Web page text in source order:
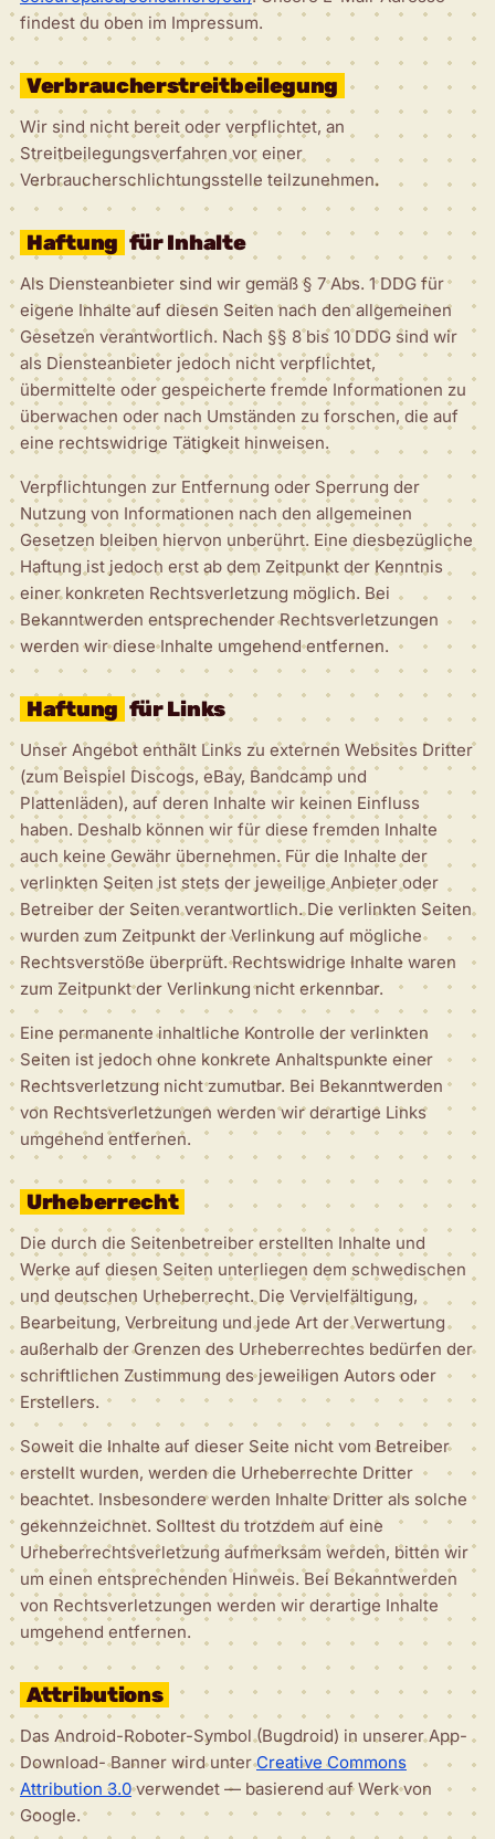
findest du oben im Impressum.
Verbraucherstreitbeilegung
Wir sind nicht bereit oder verpflichtet, an
Streitbeilegungsverfahren vor einer
Verbraucherschlichtungsstelle teilzunehmen.
Haftung für Inhalte
Als Diensteanbieter sind wir gemäß § 7 Abs. 1 DDG für
eigene Inhalte auf diesen Seiten nach den allgemeinen
Gesetzen verantwortlich. Nach §§ 8 bis 10 DDG sind wir
als Diensteanbieter jedoch nicht verpflichtet,
übermittelte oder gespeicherte fremde Informationen zu
überwachen oder nach Umständen zu forschen, die auf
eine rechtswidrige Tätigkeit hinweisen.
Verpflichtungen zur Entfernung oder Sperrung der
Nutzung von Informationen nach den allgemeinen
Gesetzen bleiben hiervon unberührt. Eine diesbezügliche
Haftung ist jedoch erst ab dem Zeitpunkt der Kenntnis
einer konkreten Rechtsverletzung möglich. Bei
Bekanntwerden entsprechender Rechtsverletzungen
werden wir diese Inhalte umgehend entfernen.
Haftung für Links
Unser Angebot enthält Links zu externen Websites Dritter
(zum Beispiel Discogs, eBay, Bandcamp und
Plattenläden), auf deren Inhalte wir keinen Einfluss
haben. Deshalb können wir für diese fremden Inhalte
auch keine Gewähr übernehmen. Für die Inhalte der
verlinkten Seiten ist stets der jeweilige Anbieter oder
Betreiber der Seiten verantwortlich. Die verlinkten Seiten
wurden zum Zeitpunkt der Verlinkung auf mögliche
Rechtsverstöße überprüft. Rechtswidrige Inhalte waren
zum Zeitpunkt der Verlinkung nicht erkennbar.
Eine permanente inhaltliche Kontrolle der verlinkten
Seiten ist jedoch ohne konkrete Anhaltspunkte einer
Rechtsverletzung nicht zumutbar. Bei Bekanntwerden
von Rechtsverletzungen werden wir derartige Links
umgehend entfernen.
Urheberrecht
Die durch die Seitenbetreiber erstellten Inhalte und
Werke auf diesen Seiten unterliegen dem schwedischen
und deutschen Urheberrecht. Die Vervielfältigung,
Bearbeitung, Verbreitung und jede Art der Verwertung
außerhalb der Grenzen des Urheberrechtes bedürfen der
schriftlichen Zustimmung des jeweiligen Autors oder
Erstellers.
Soweit die Inhalte auf dieser Seite nicht vom Betreiber
erstellt wurden, werden die Urheberrechte Dritter
beachtet. Insbesondere werden Inhalte Dritter als solche
gekennzeichnet. Solltest du trotzdem auf eine
Urheberrechtsverletzung aufmerksam werden, bitten wir
um einen entsprechenden Hinweis. Bei Bekanntwerden
von Rechtsverletzungen werden wir derartige Inhalte
umgehend entfernen.
Attributions
Das Android-Roboter-Symbol (Bugdroid) in unserer App-
Download- Banner wird unterCreative Commons
Attribution 3.0verwendet — basierend auf Werk von
Google.